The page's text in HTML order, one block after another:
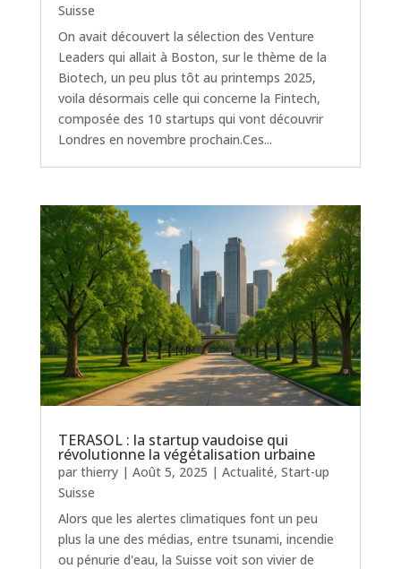
Suisse
On avait découvert la sélection des Venture
Leaders qui allait à Boston, sur le thème de la
Biotech, un peu plus tôt au printemps 2025,
voila désormais celle qui concerne la Fintech,
composée des 10 startups qui vont découvrir
Londres en novembre prochain.Ces...
TERASOL : la startup vaudoise qui
révolutionne la végétalisation urbaine
par thierry| Août 5, 2025 | Actualité, Start-up
Suisse
Alors que les alertes climatiques font un peu
plus la une des médias, entre tsunami, incendie
ou pénurie d'eau, la Suisse voit son vivier de